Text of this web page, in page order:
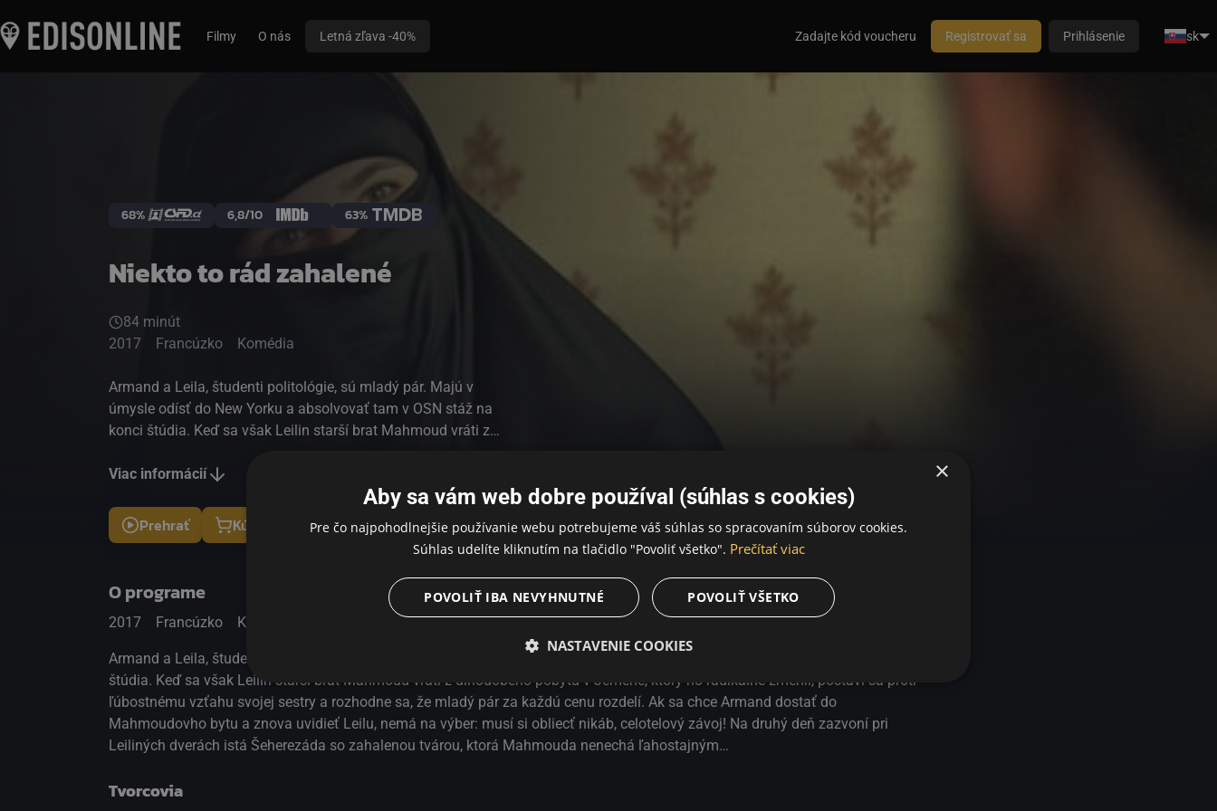
Filmy O nás Letná zľava -40% Zadajte kód voucheru Registrovať sa Prihlásenie sk
Niekto to rád zahalené
68% 6,8/10 63%
84 minút
2017
Francúzko Komédia
Prehrať Kúpiť
Armand a Leila, študenti politológie, sú mladý pár. Majú v
úmysle odísť do New Yorku a absolvovať tam v OSN stáž na
konci štúdia. Keď sa však Leilin starší brat Mahmoud vráti z
postaví sa proti ľúbostnému vzťahu svojej sestry a rozhodne sa,
že mladý pár za každú cenu rozdelí. Ak sa chce Armand dostať
do Mahmoudovho bytu a znova uvidieť Leilu, nemá na výber:
musí si obliecť nikáb, celotelový závoj! Na druhý deň zazvoní pri
Mahmouda nenechá ľahostajným…
Viac informácií
O programe
2017 Francúzko Komédia
Armand a Leila, študenti politológie, sú mladý pár. Majú v úmysle odísť do New Yorku a absolvovať tam v OSN stáž na konci
štúdia. Keď sa však Leilin starší brat Mahmoud vráti z dlhodobého pobytu v Jemene, ktorý ho radikálne zmenil, postaví sa proti
ľúbostnému vzťahu svojej sestry a rozhodne sa, že mladý pár za každú cenu rozdelí. Ak sa chce Armand dostať do
Mahmoudovho bytu a znova uvidieť Leilu, nemá na výber: musí si obliecť nikáb, celotelový závoj! Na druhý deň zazvoní pri
Leiliných dverách istá Šeherezáda so zahalenou tvárou, ktorá Mahmouda nenechá ľahostajným…
Tvorcovia
×
Aby sa vám web dobre používal (súhlas s cookies)
Pre čo najpohodlnejšie používanie webu potrebujeme váš súhlas so spracovaním súborov cookies.
Súhlas udelíte kliknutím na tlačidlo "Povoliť všetko". Prečítať viac
POVOLIŤ VŠETKO
POVOLIŤ IBA NEVYHNUTNÉ
NASTAVENIE COOKIES